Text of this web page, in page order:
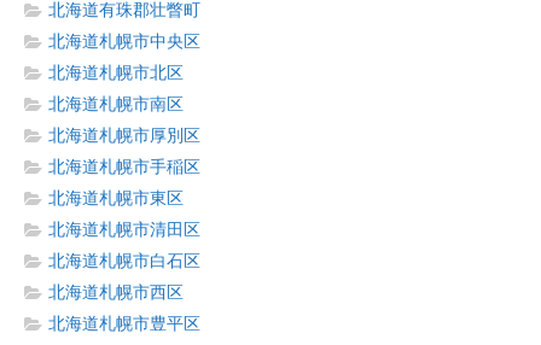
北海道有珠郡壮瞥町
北海道札幌市中央区
北海道札幌市北区
北海道札幌市南区
北海道札幌市厚別区
北海道札幌市手稲区
北海道札幌市東区
北海道札幌市清田区
北海道札幌市白石区
北海道札幌市西区
北海道札幌市豊平区